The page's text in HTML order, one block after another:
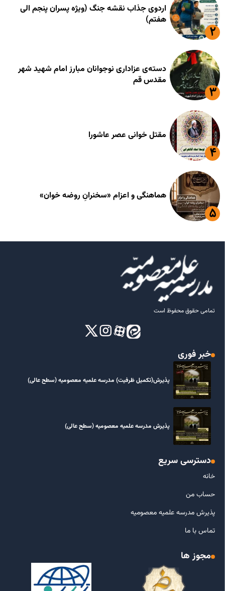
اردوی جذاب نقشه جنگ (ویژه پسران پنجم الی
هفتم)
دسته‌ی عزاداری نوجوانان مبارز امام شهید شهر
مقدس قم
مقتل خوانی عصر عاشورا
هماهنگی و اعزام «سخنرانِ روضه خوان»
تمامی حقوق محفوظ است
خبر فوری
پذیرش(تکمیل ظرفیت) مدرسه علمیه معصومیه‌ (سطح عالی)
پذیرش مدرسه علمیه معصومیه‌ (سطح عالی)
دسترسی سریع
خانه
حساب من
پذیرش مدرسه علمیه معصومیه
تماس با ما
مجوز ها